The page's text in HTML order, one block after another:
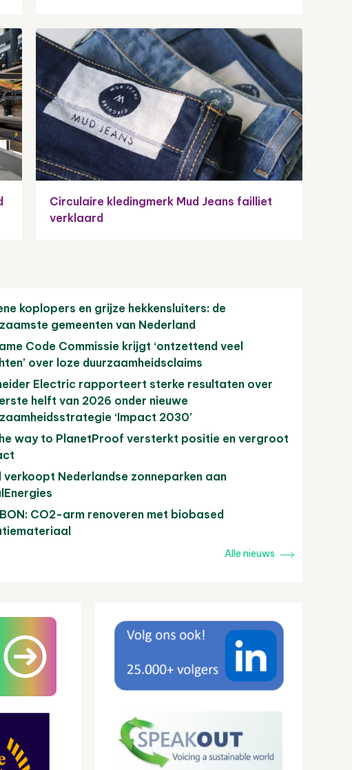
Circulaire kledingmerk Mud Jeans failliet
verklaard
koplopers en grijze hekkensluiters: de
gemeenten van Nederland
Code Commissie krijgt ‘ontzettend veel
over loze duurzaamheidsclaims
Electric rapporteert sterke resultaten over
helft van 2026 onder nieuwe
‘Impact 2030’
way to PlanetProof versterkt positie en vergroot
verkoopt Nederlandse zonneparken aan
CO2-arm renoveren met biobased
Alle nieuws